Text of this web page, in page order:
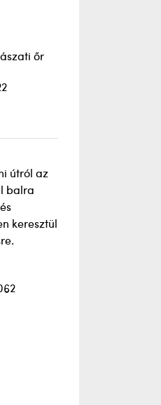
őr
útról az
balra
keresztül